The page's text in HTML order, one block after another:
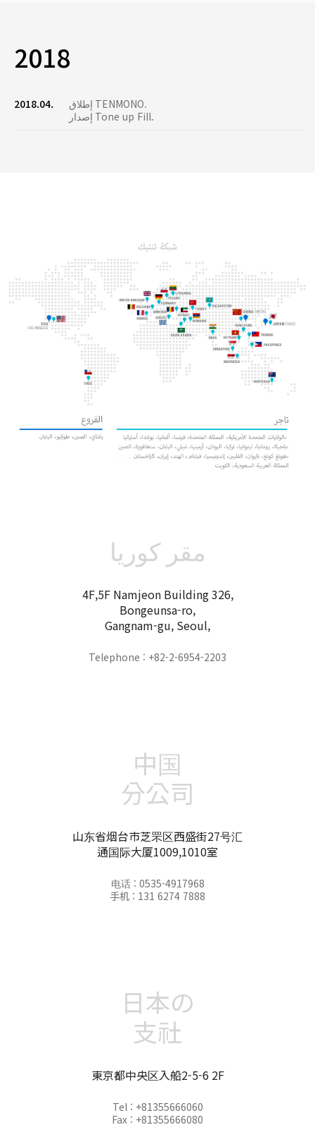
2018
2018.04.
إطلاق TENMONO.
إصدار Tone up Fill.
مقر كوريا
4F,5F Namjeon Building 326,
Bongeunsa-ro,
Gangnam-gu, Seoul,
Telephone : +82-2-6954-2203
中国
分公司
山东省烟台市芝罘区西盛街27号汇
通国际大厦1009,1010室
电话 : 0535-4917968
手机 : 131 6274 7888
日本の
支社
東京都中央区入船2-5-6 2F
Tel : +81355666060
Fax : +81355666080